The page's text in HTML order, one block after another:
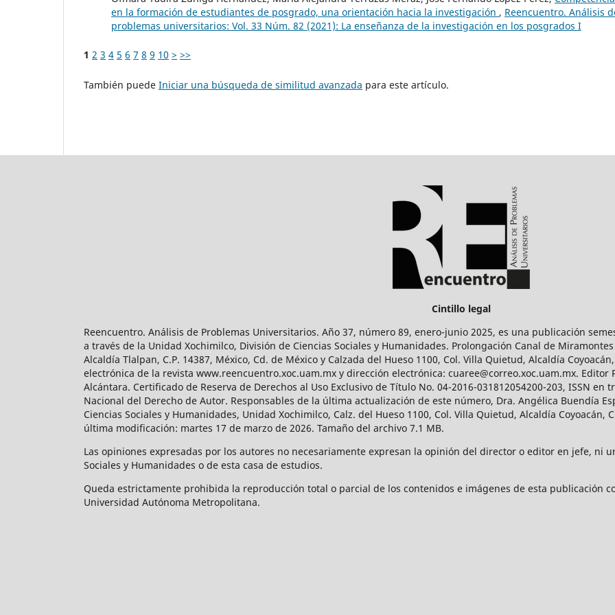
en la formación de estudiantes de posgrado, una orientación hacia la investigación , Reencuentro. Análisis
problemas universitarios: Vol. 33 Núm. 82 (2021): La enseñanza de la investigación en los posgrados I
1 2 3 4 5 6 7 8 9 10 > >>
También puede Iniciar una búsqueda de similitud avanzada para este artículo.
Cintillo legal
Reencuentro. Análisis de Problemas Universitarios. Año 37, número 89, enero-junio 2025, es una publicación
a través de la Unidad Xochimilco, División de Ciencias Sociales y Humanidades. Prolongación Canal de Miramontes
Alcaldía Tlalpan, C.P. 14387, México, Cd. de México y Calzada del Hueso 1100, Col. Villa Quietud, Alcaldía
electrónica de la revista www.reencuentro.xoc.uam.mx y dirección electrónica: cuaree@correo.xoc.uam.mx. Editor
Alcántara. Certificado de Reserva de Derechos al Uso Exclusivo de Título No. 04-2016-031812054200-203, ISSN
Nacional del Derecho de Autor. Responsables de la última actualización de este número, Dra. Angélica Buendía
Ciencias Sociales y Humanidades, Unidad Xochimilco, Calz. del Hueso 1100, Col. Villa Quietud, Alcaldía Coyoacán,
última modificación: martes 17 de marzo de 2026. Tamaño del archivo 7.1 MB.
Las opiniones expresadas por los autores no necesariamente expresan la opinión del director o editor en jefe, ni
Sociales y Humanidades o de esta casa de estudios.
Queda estrictamente prohibida la reproducción total o parcial de los contenidos e imágenes de esta publicación
Universidad Autónoma Metropolitana.